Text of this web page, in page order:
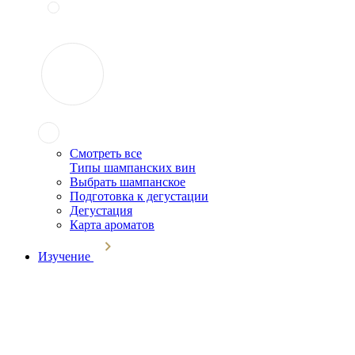
Смотреть все
Типы шампанских вин
Выбрать шампанское
Подготовка к дегустации
Дегустация
Карта ароматов
Изучение